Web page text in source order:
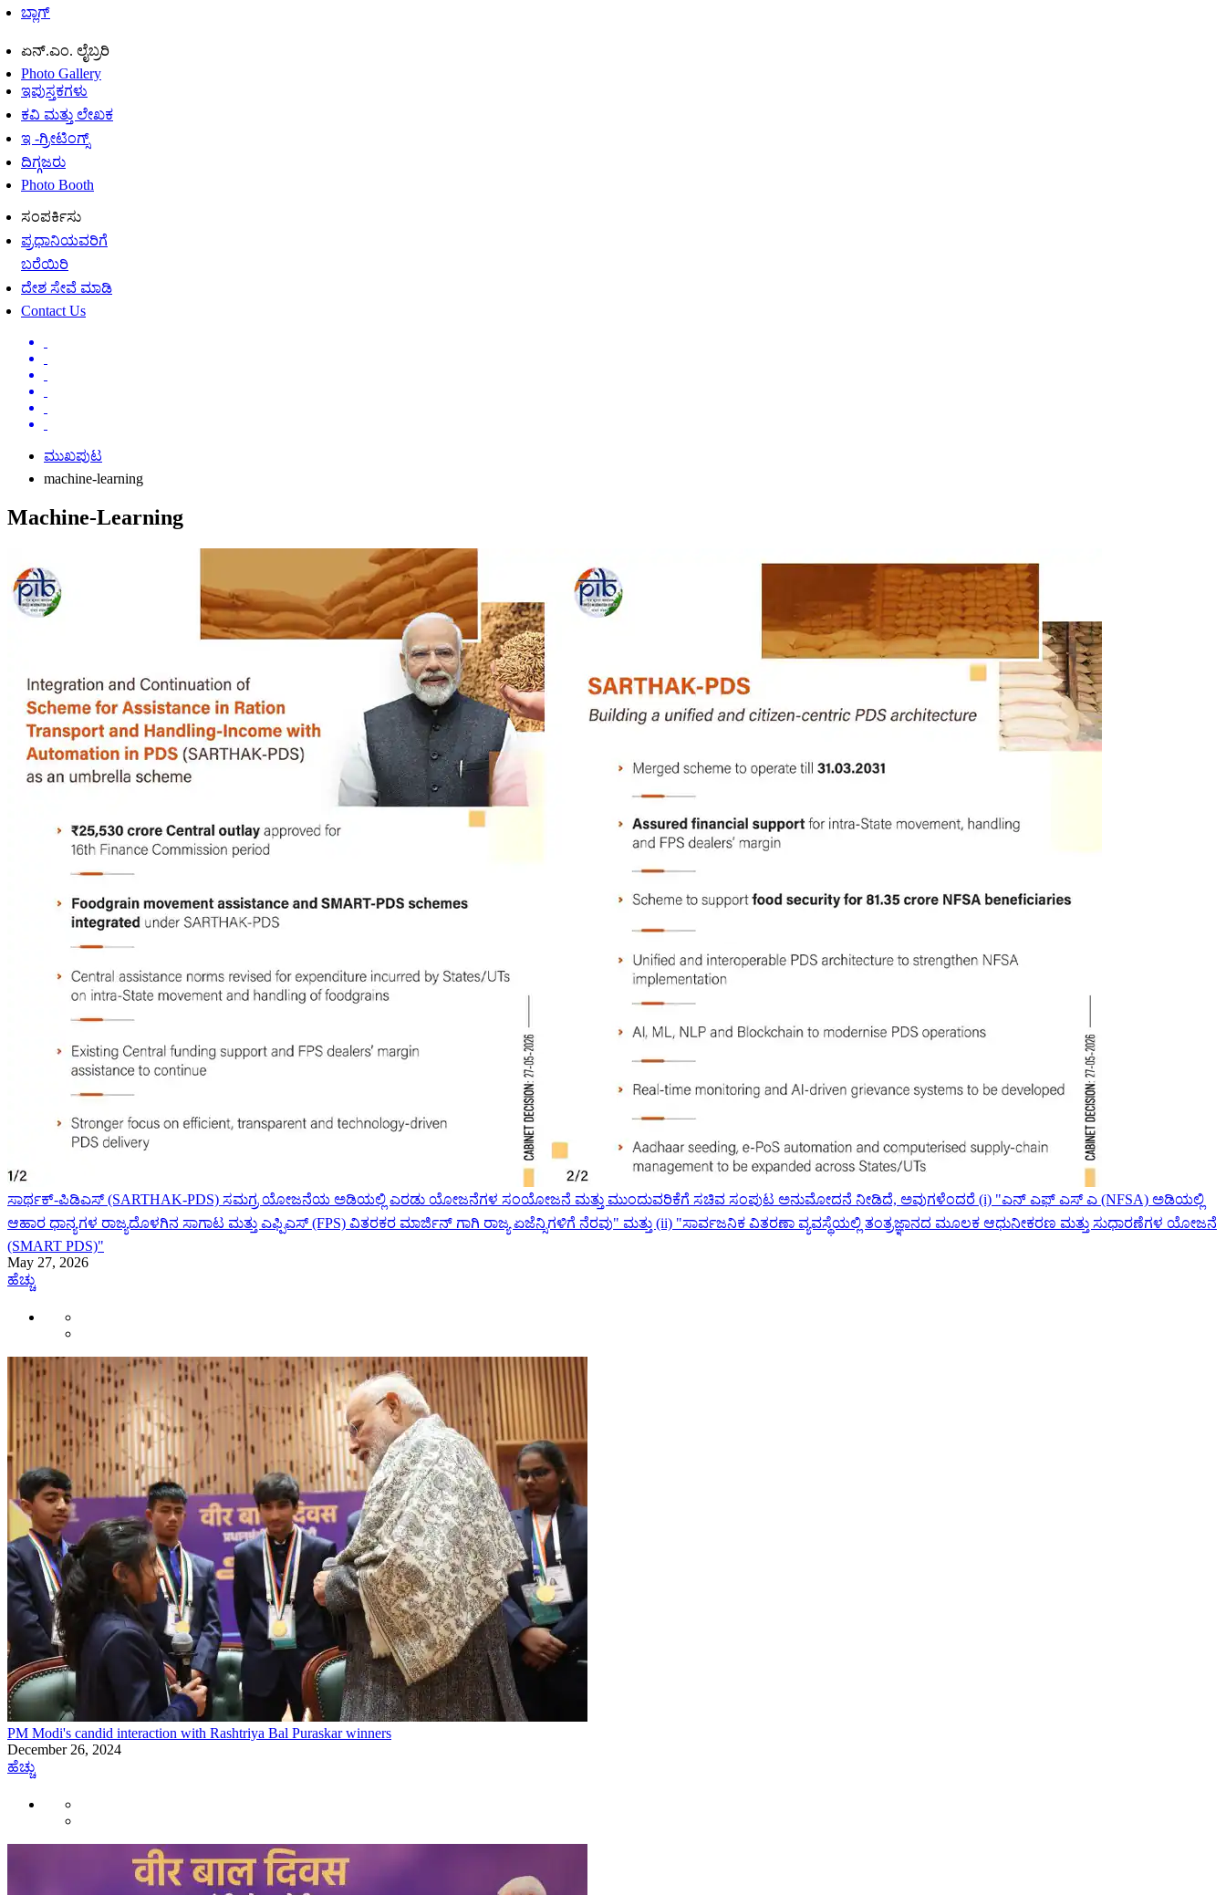
ಬ್ಲಾಗ್
ಏನ್.ಎಂ. ಲೈಬ್ರರಿ
Photo Gallery
ಇಪುಸ್ತಕಗಳು
ಕವಿ ಮತ್ತು ಲೇಖಕ
ಇ -ಗ್ರೀಟಿಂಗ್ಸ್
ದಿಗ್ಗಜರು
Photo Booth
ಸಂಪರ್ಕಿಸು
ಪ್ರಧಾನಿಯವರಿಗೆ
ಬರೆಯಿರಿ
ದೇಶ ಸೇವೆ ಮಾಡಿ
Contact Us
ಮುಖಪುಟ
machine-learning
Machine-Learning
ಸಾರ್ಥಕ್-ಪಿಡಿಎಸ್ (SARTHAK-PDS) ಸಮಗ್ರ ಯೋಜನೆಯ ಅಡಿಯಲ್ಲಿ ಎರಡು ಯೋಜನೆಗಳ ಸಂಯೋಜನೆ ಮತ್ತು ಮುಂದುವರಿಕೆಗೆ ಸಚಿವ ಸಂಪುಟ ಅನುಮೋದನೆ ನೀಡಿದೆ, ಅವುಗಳೆಂದರೆ (i) "ಎನ್ ಎಫ್ ಎಸ್ ಎ (NFSA) ಅಡಿಯಲ್ಲಿ
ಆಹಾರ ಧಾನ್ಯಗಳ ರಾಜ್ಯದೊಳಗಿನ ಸಾಗಾಟ ಮತ್ತು ಎಫ್ಪಿಎಸ್ (FPS) ವಿತರಕರ ಮಾರ್ಜಿನ್ ಗಾಗಿ ರಾಜ್ಯ ಏಜೆನ್ಸಿಗಳಿಗೆ ನೆರವು" ಮತ್ತು (ii) "ಸಾರ್ವಜನಿಕ ವಿತರಣಾ ವ್ಯವಸ್ಥೆಯಲ್ಲಿ ತಂತ್ರಜ್ಞಾನದ ಮೂಲಕ ಆಧುನೀಕರಣ ಮತ್ತು ಸುಧಾರಣೆಗಳ ಯೋಜನೆ
(SMART PDS)"
May 27, 2026
ಹೆಚ್ಚು
PM Modi's candid interaction with Rashtriya Bal Puraskar winners
December 26, 2024
ಹೆಚ್ಚು